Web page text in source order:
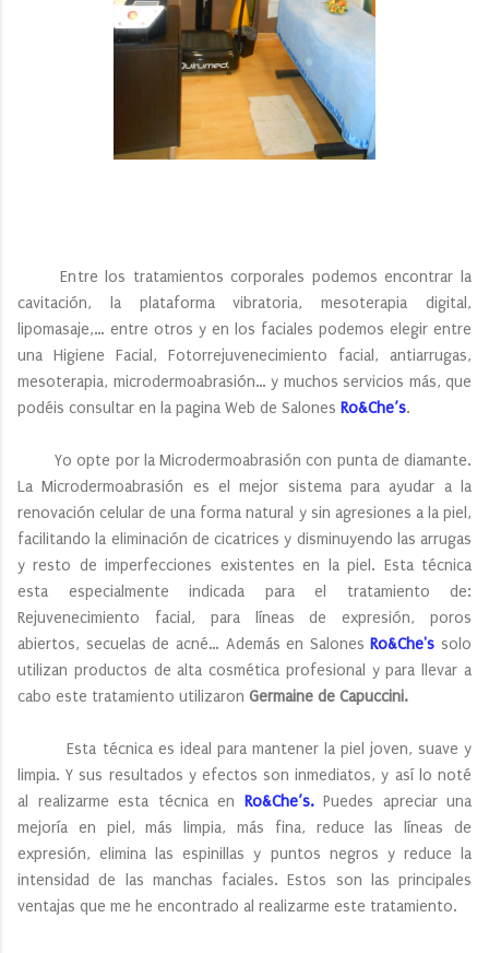
Entre los tratamientos corporales podemos encontrar la
cavitación, la plataforma vibratoria, mesoterapia digital,
lipomasaje,… entre otros y en los faciales podemos elegir entre
una Higiene Facial, Fotorrejuvenecimiento facial, antiarrugas,
mesoterapia, microdermoabrasión… y muchos servicios más, que
podéis consultar en la pagina Web de Salones Ro&Che’s.
Yo opte por la Microdermoabrasión con punta de diamante.
La Microdermoabrasión es el mejor sistema para ayudar a la
renovación celular de una forma natural y sin agresiones a la piel,
facilitando la eliminación de cicatrices y disminuyendo las arrugas
y resto de imperfecciones existentes en la piel. Esta técnica
esta especialmente indicada para el tratamiento de:
Rejuvenecimiento facial, para líneas de expresión, poros
abiertos, secuelas de acné… Además en Salones Ro&Che's solo
utilizan productos de alta cosmética profesional y para llevar a
cabo este tratamiento utilizaron Germaine de Capuccini.
Esta técnica es ideal para mantener la piel joven, suave y
limpia. Y sus resultados y efectos son inmediatos, y así lo noté
al realizarme esta técnica en Ro&Che’s. Puedes apreciar una
mejoría en piel, más limpia, más fina, reduce las líneas de
expresión, elimina las espinillas y puntos negros y reduce la
intensidad de las manchas faciales. Estos son las principales
ventajas que me he encontrado al realizarme este tratamiento.